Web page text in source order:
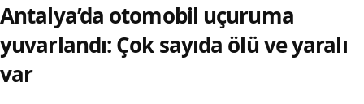
Antalya’da otomobil uçuruma
yuvarlandı: Çok sayıda ölü ve yaralı
var